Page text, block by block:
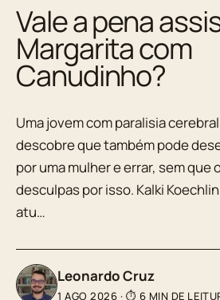
Vale a pena
Margarita com
Canudinho?
Uma jovem com paralisia
descobre que também pode
por uma mulher e errar, sem que
desculpas por isso. Kalki
atu…
Leonardo Cruz
1 AGO 2026 · ⏱ 6 MIN DE